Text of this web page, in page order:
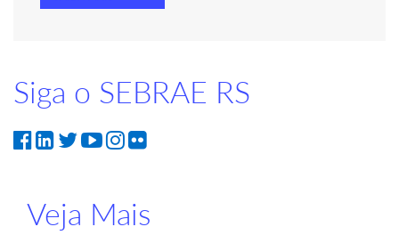
Siga o SEBRAE RS
Veja Mais